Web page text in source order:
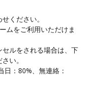
ください。
ムをご利用いただけま
ルをされる場合は、下
い。
：80%、無連絡：